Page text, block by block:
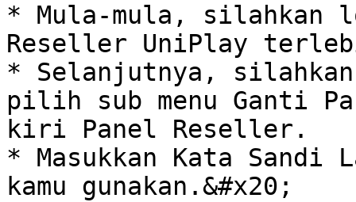
* Mula-mula, silahkan
Reseller UniPlay
* Selanjutnya, silahkan
pilih sub menu Ganti
kiri Panel Reseller.
* Masukkan Kata Sandi
kamu gunakan.&#x20;